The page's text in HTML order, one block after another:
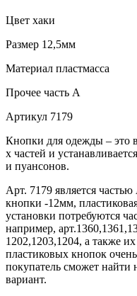
Цвет хаки
Размер 12,5мм
Материал пластмасса
Прочее часть A
Артикул 7179
Кнопки для одежды – это
х частей и
и пуансонов.
Арт. 7179 является
кнопки -12мм,
установки потребуются
например,
1202,1203,1204, а также
пластиковых кнопок
покупатель сможет найти
вариант.